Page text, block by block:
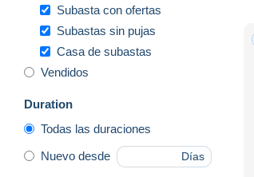
Subasta con ofertas
Subastas sin pujas
Casa de subastas
Vendidos
Duration
Todas las duraciones
Nuevo desde Días